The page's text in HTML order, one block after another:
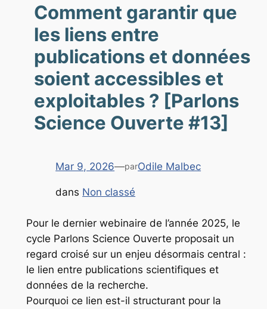
Comment garantir que
les liens entre
publications et données
soient accessibles et
exploitables ? [Parlons
Science Ouverte #13]
Mar 9, 2026—parOdile Malbec
dans Non classé
Pour le dernier webinaire de l’année 2025, le
cycle Parlons Science Ouverte proposait un
regard croisé sur un enjeu désormais central :
le lien entre publications scientifiques et
données de la recherche.
Pourquoi ce lien est-il structurant pour la